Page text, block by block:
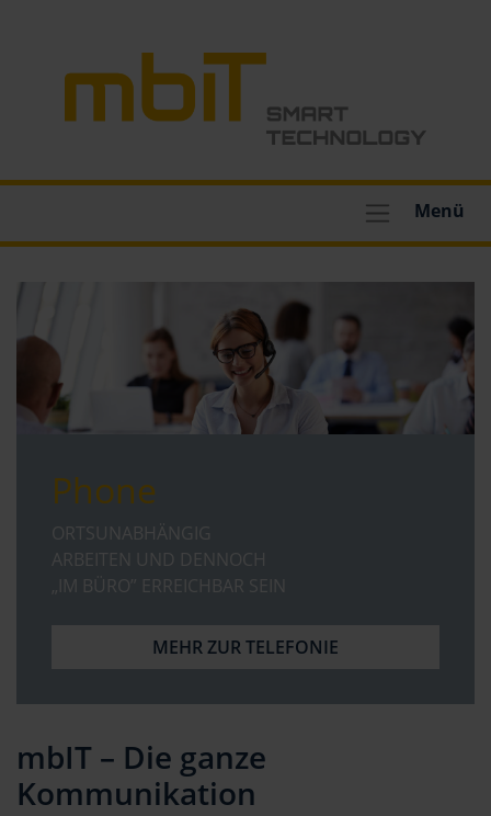
Menü
Phone
ORTSUNABHÄNGIG
ARBEITEN UND DENNOCH
„IM BÜRO” ERREICHBAR SEIN
MEHR ZUR TELEFONIE
mbIT – Die ganze
Kommunikation